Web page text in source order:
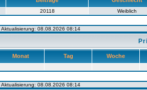
20118 Weiblich
Aktualisierung: 08.08.2026 08:14
Monat Tag Woche
Aktualisierung: 08.08.2026 08:14